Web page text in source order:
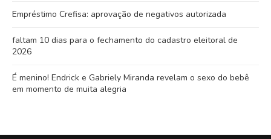
Empréstimo Crefisa: aprovação de negativos autorizada
faltam 10 dias para o fechamento do cadastro eleitoral de
2026
É menino! Endrick e Gabriely Miranda revelam o sexo do bebê
em momento de muita alegria